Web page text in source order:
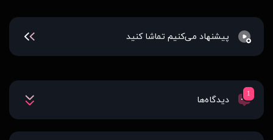
پیشنهاد می‌کنیم تماشا کنید
1
دیدگاه‌ها